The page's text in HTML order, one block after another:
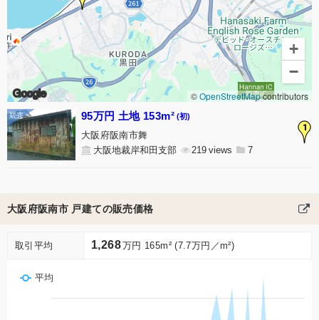
Google
+
−
©OpenStreetMapcontributors
1
95万円 土地 153m² (初)
大阪府阪南市舞
大阪地裁岸和田支部
219 7
大阪府阪南市 戸建ての販売価格
取引平均 1,268万円 165m² (7.7万円／m²)
平均